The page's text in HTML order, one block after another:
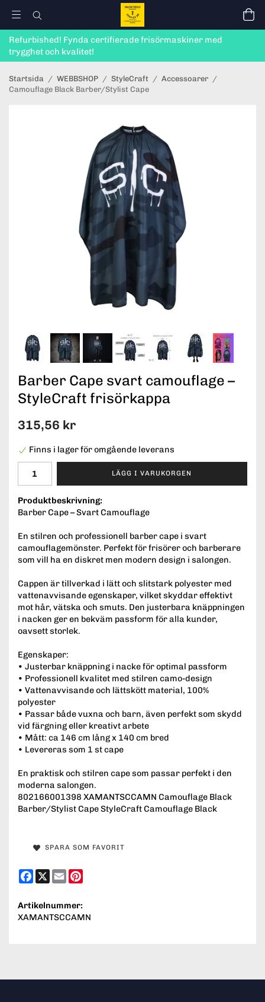
Refurbished! Fynda certifierade frisörmaskiner med
trygghet och kvalitet!
Startsida / WEBBSHOP / StyleCraft / Accessoarer /
Camouflage Black Barber/Stylist Cape
Barber Cape svart camouflage –
StyleCraft frisörkappa
315,56 kr
Finns i lager för omgående leverans
LÄGG I VARUKORGEN
Produktbeskrivning:
Barber Cape – Svart Camouflage
En stilren och professionell barber cape i svart
camouflagemönster. Perfekt för frisörer och barberare
som vill ha en diskret men modern design i salongen.
Cappen är tillverkad i lätt och slitstark polyester med
vattenavvisande egenskaper, vilket skyddar effektivt
mot hår, vätska och smuts. Den justerbara knäppningen
i nacken ger en bekväm passform för alla kunder,
oavsett storlek.
Egenskaper:
• Justerbar knäppning i nacke för optimal passform
• Professionell kvalitet med stilren camo-design
• Vattenavvisande och lättskött material, 100%
polyester
• Passar både vuxna och barn, även perfekt som skydd
vid färgning eller kreativt arbete
• Mått: ca 146 cm lång x 140 cm bred
• Levereras som 1 st cape
En praktisk och stilren cape som passar perfekt i den
moderna salongen.
802166001398 XAMANTSCCAMN Camouflage Black
Barber/Stylist Cape StyleCraft Camouflage Black
SPARA SOM FAVORIT
Facebook
X Email
Artikelnummer:
XAMANTSCCAMN